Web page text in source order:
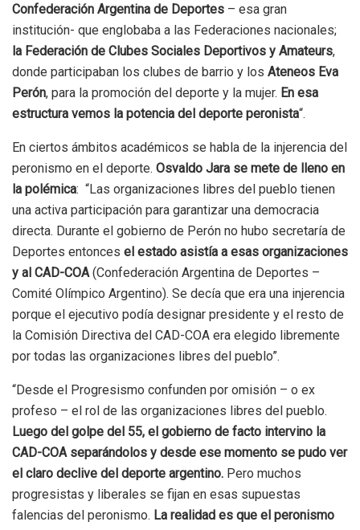
Confederación Argentina de Deportes – esa gran
institución- que englobaba a las Federaciones nacionales;
la Federación de Clubes Sociales Deportivos y Amateurs,
donde participaban los clubes de barrio y los Ateneos Eva
Perón, para la promoción del deporte y la mujer. En esa
estructura vemos la potencia del deporte peronista“.
En ciertos ámbitos académicos se habla de la injerencia del
peronismo en el deporte. Osvaldo Jara se mete de lleno en
la polémica: “Las organizaciones libres del pueblo tienen
una activa participación para garantizar una democracia
directa. Durante el gobierno de Perón no hubo secretaría de
Deportes entonces el estado asistía a esas organizaciones
y al CAD-COA (Confederación Argentina de Deportes –
Comité Olímpico Argentino). Se decía que era una injerencia
porque el ejecutivo podía designar presidente y el resto de
la Comisión Directiva del CAD-COA era elegido libremente
por todas las organizaciones libres del pueblo”.
“Desde el Progresismo confunden por omisión – o ex
profeso – el rol de las organizaciones libres del pueblo.
Luego del golpe del 55, el gobierno de facto intervino la
CAD-COA separándolos y desde ese momento se pudo ver
el claro declive del deporte argentino. Pero muchos
progresistas y liberales se fijan en esas supuestas
falencias del peronismo. La realidad es que el peronismo